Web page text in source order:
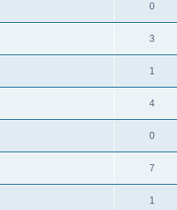
0
3
1
4
0
7
1